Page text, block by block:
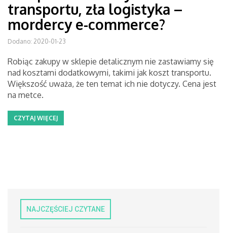
transportu, zła logistyka –
mordercy e-commerce?
Dodano: 2020-01-23
Robiąc zakupy w sklepie detalicznym nie zastawiamy się
nad kosztami dodatkowymi, takimi jak koszt transportu.
Większość uważa, że ten temat ich nie dotyczy. Cena jest
na metce.
CZYTAJ WIĘCEJ
NAJCZĘŚCIEJ CZYTANE